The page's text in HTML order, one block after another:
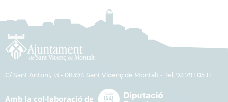
C/ Sant Antoni, 13 - 08394 Sant Vicenç de Montalt - Tel. 93 791 05 11